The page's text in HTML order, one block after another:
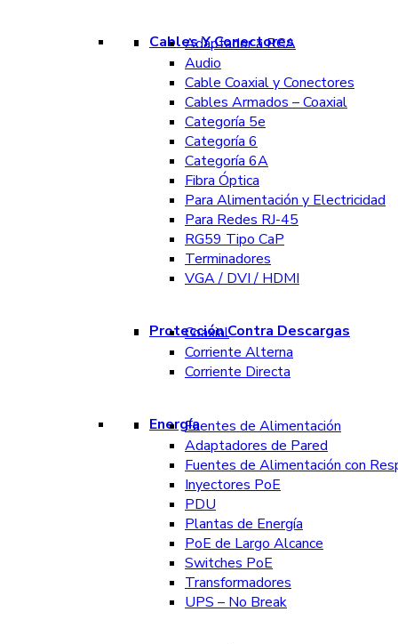
Cables Y Conectores
Adaptador a RCA
Audio
Cable Coaxial y Conectores
Cables Armados – Coaxial
Categoría 5e
Categoría 6
Categoría 6A
Fibra Óptica
Para Alimentación y Electricidad
Para Redes RJ-45
RG59 Tipo CaP
Terminadores
VGA / DVI / HDMI
Protección Contra Descargas
Coaxial
Corriente Alterna
Corriente Directa
EnergíaFuentes de Alimentación
Adaptadores de Pared
Fuentes de Alimentación con
Inyectores PoE
PDU
Plantas de Energía
PoE de Largo Alcance
Switches PoE
Transformadores
UPS – No Break